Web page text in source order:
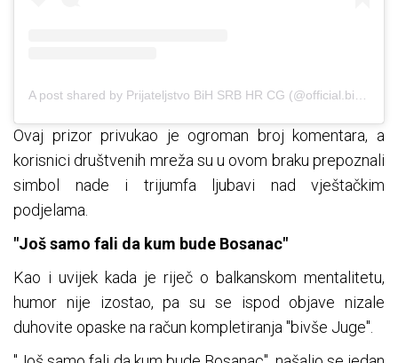
Ovaj prizor privukao je ogroman broj komentara, a
korisnici društvenih mreža su u ovom braku prepoznali
simbol nade i trijumfa ljubavi nad vještačkim
podjelama.
"Još samo fali da kum bude Bosanac"
Kao i uvijek kada je riječ o balkanskom mentalitetu,
humor nije izostao, pa su se ispod objave nizale
duhovite opaske na račun kompletiranja "bivše Juge".